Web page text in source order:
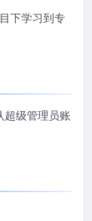
下学习到专
超级管理员账